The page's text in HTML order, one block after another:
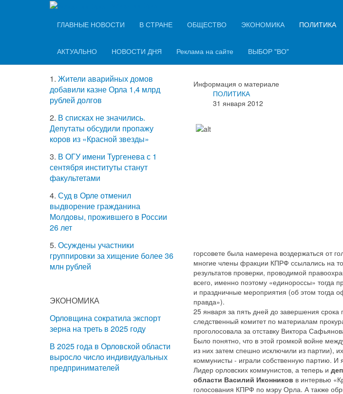
ГЛАВНЫЕ НОВОСТИ
В СТРАНЕ ОБЩЕСТВО ЭКОНОМИКА ПОЛИТИКА
АКТУАЛЬНО НОВОСТИ ДНЯ Реклама на сайте ВЫБОР "ВО"
Коммунистам
ключи от города
Информация о материале
ПОЛИТИКА
31 января 2012
горсовете была намерена воздержаться от
многие члены фракции КПРФ ссылались на
результатов проверки, проводимой
всего, именно поэтому «единороссы» тогда
и праздничные мероприятия (об этом тогда
правда»).
25 января за пять дней до завершения срока
следственный комитет по материалам
проголосовала за отставку Виктора
Было понятно, что в этой громкой войне
из них затем спешно исключили из партии),
коммунисты - играли собственную партию. И
Лидер орловских коммунистов, а теперь и
области Василий Иконников в интервью
голосования КПРФ по мэру Орла. А также
1. Жители аварийных домов
добавили казне Орла 1,4 млрд
рублей долгов
2. В списках не значились.
Депутаты обсудили пропажу
коров из «Красной звезды»
3. В ОГУ имени Тургенева с 1
сентября институты станут
факультетами
4. Суд в Орле отменил
выдворение гражданина
Молдовы, прожившего в России
26 лет
5. Осуждены участники
группировки за хищение более 36
млн рублей
ЭКОНОМИКА
Орловщина сократила экспорт
зерна на треть в 2025 году
В 2025 года в Орловской области
выросло число индивидуальных
предпринимателей